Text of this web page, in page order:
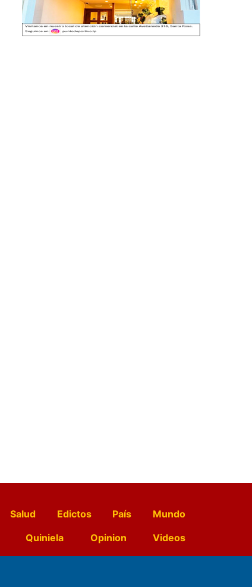
Salud Edictos País
Mundo
Quiniela Opinion
Videos